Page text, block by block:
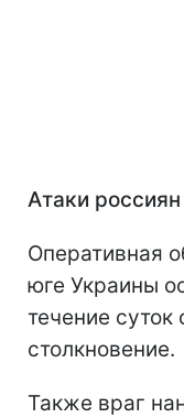
Атаки россиян
Оперативная
юге Украины
течение суток
столкновение.
Также враг